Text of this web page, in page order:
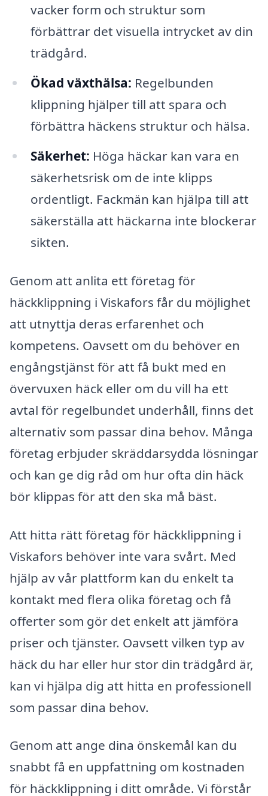
vacker form och struktur som
förbättrar det visuella intrycket av din
trädgård.
Ökad växthälsa: Regelbunden
klippning hjälper till att spara och
förbättra häckens struktur och hälsa.
Säkerhet: Höga häckar kan vara en
säkerhetsrisk om de inte klipps
ordentligt. Fackmän kan hjälpa till att
säkerställa att häckarna inte blockerar
sikten.
Genom att anlita ett företag för
häckklippning i Viskafors får du möjlighet
att utnyttja deras erfarenhet och
kompetens. Oavsett om du behöver en
engångstjänst för att få bukt med en
övervuxen häck eller om du vill ha ett
avtal för regelbundet underhåll, finns det
alternativ som passar dina behov. Många
företag erbjuder skräddarsydda lösningar
och kan ge dig råd om hur ofta din häck
bör klippas för att den ska må bäst.
Att hitta rätt företag för häckklippning i
Viskafors behöver inte vara svårt. Med
hjälp av vår plattform kan du enkelt ta
kontakt med flera olika företag och få
offerter som gör det enkelt att jämföra
priser och tjänster. Oavsett vilken typ av
häck du har eller hur stor din trädgård är,
kan vi hjälpa dig att hitta en professionell
som passar dina behov.
Genom att ange dina önskemål kan du
snabbt få en uppfattning om kostnaden
för häckklippning i ditt område. Vi förstår